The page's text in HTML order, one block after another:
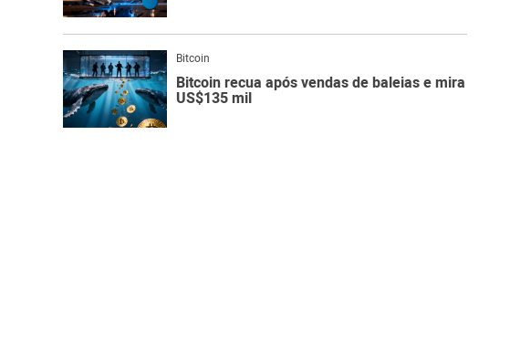
Bitcoin
Bitcoin recua após vendas de baleias e mira
US$135 mil